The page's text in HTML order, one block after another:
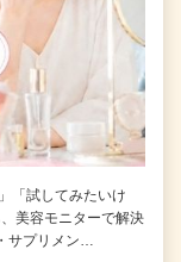
「試してみたいけ
美容モニターで解決
サプリメン…